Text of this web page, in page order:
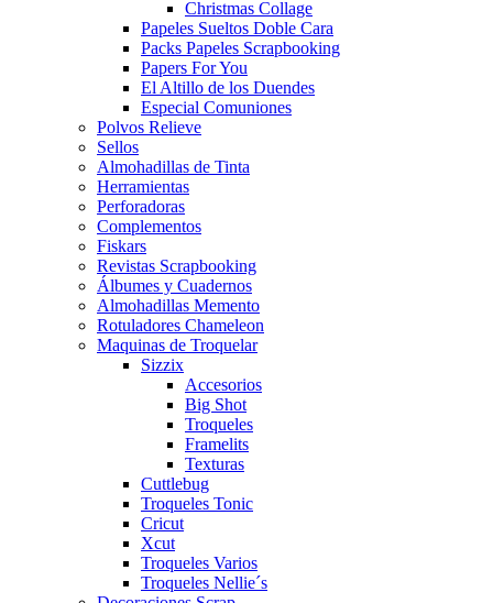
Christmas Collage
Papeles Sueltos Doble Cara
Packs Papeles Scrapbooking
Papers For You
El Altillo de los Duendes
Especial Comuniones
Polvos Relieve
Sellos
Almohadillas de Tinta
Herramientas
Perforadoras
Complementos
Fiskars
Revistas Scrapbooking
Álbumes y Cuadernos
Almohadillas Memento
Rotuladores Chameleon
Maquinas de Troquelar
Sizzix
Accesorios
Big Shot
Troqueles
Framelits
Texturas
Cuttlebug
Troqueles Tonic
Cricut
Xcut
Troqueles Varios
Troqueles Nellie´s